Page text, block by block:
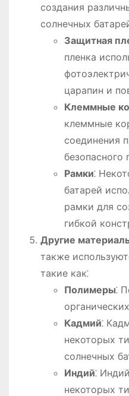
создания
солнечных
Защитная
пленка
царапин и
Клеммные
клеммные
соединения
безопасного
Рамки⁚
батарей
рамки для
гибкой
Другие
также
такие как⁚
Полимеры⁚
Кадмий⁚
некоторых
солнечных
Индий⁚
некоторых